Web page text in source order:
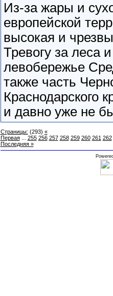
Из-за жары и
европейской
высокая и
Тревогу за леса
левобережье
также часть
Краснодарского
и давно уже не
Страницы: (293) «
Первая... 255 256 257 258 259 260 261 262
Последняя »